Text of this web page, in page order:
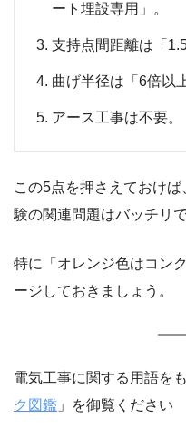
ート埋設専用」。
支持点間距離は「
曲げ半径は「6倍以
アース工事は不要。
この5点を押さえておけ
験の関連問題はバッチリで
特に「オレンジ色はコン
ージしておきましょう。
電気工事に関する用語を
ク図鑑 」を御覧ください